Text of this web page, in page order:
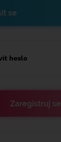
heslo
Zaregistruj se